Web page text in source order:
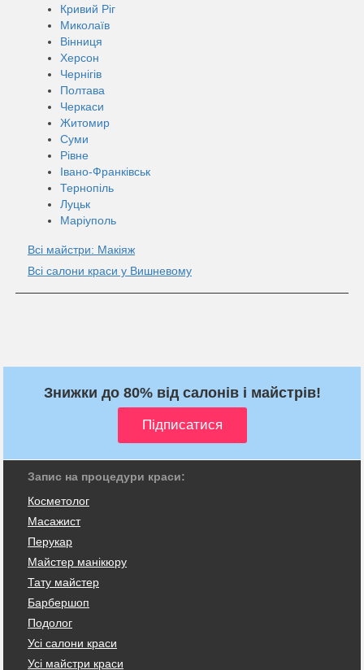
Кривий Ріг
Миколаїв
Вінниця
Херсон
Чернігів
Полтава
Черкаси
Житомир
Суми
Рівне
Івано-Франківськ
Тернопіль
Луцьк
Маріуполь
Всі майстри: Макіяж
Всі салони краси у Вишневому
Знижки до 80% від салонів і майстрів!
Запис на процедури краси:
Косметолог
Масажист
Перукар
Майстер манікюру
Тату майстер
Барбершоп
Подолог
Усі салони краси
Усі майстри краси